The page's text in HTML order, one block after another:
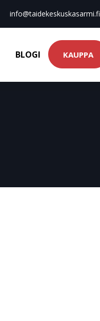
info@taidekeskuskasarmi.fi
BLOGI KAUPPA